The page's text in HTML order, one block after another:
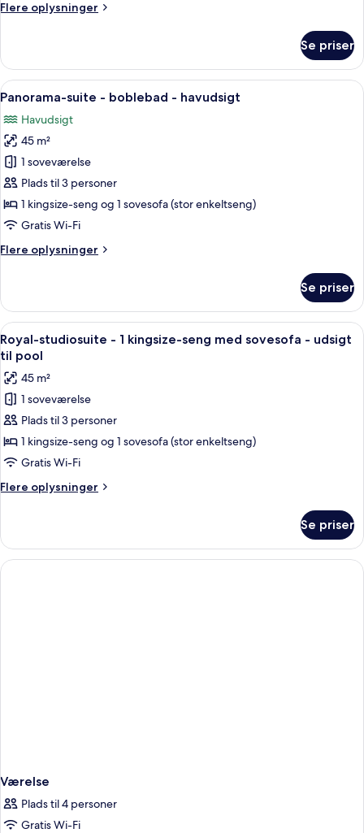
Flere oplysninger
Flere
dobbeltværelse
Se priser
Indlæs
alle
billeder
af
Panorama-
suite
-
boblebad
havudsigt
En moderne balkon med udendørs
17
Panorama-suite - boblebad - havudsigt
Havudsigt
45 m²
1 soveværelse
Plads til 3 personer
1 kingsize-seng og 1 sovesofa (stor enkeltseng)
Gratis Wi-Fi
Flere oplysninger
Flere
suite
boblebad
-
havudsigt
Se priser
Indlæs
alle
billeder
af
Royal-
studiosuite
-
1
kingsize-
seng
sovesofa
udsigt
Et rummeligt udendørs
5
Royal-studiosuite - 1 kingsize-seng med sovesofa - udsigt
til pool
45 m²
1 soveværelse
Plads til 3 personer
1 kingsize-seng og 1 sovesofa (stor enkeltseng)
Gratis Wi-Fi
Flere oplysninger
Flere
studiosuite
1
Se priser
Værelse
Plads til 4 personer
Gratis Wi-Fi